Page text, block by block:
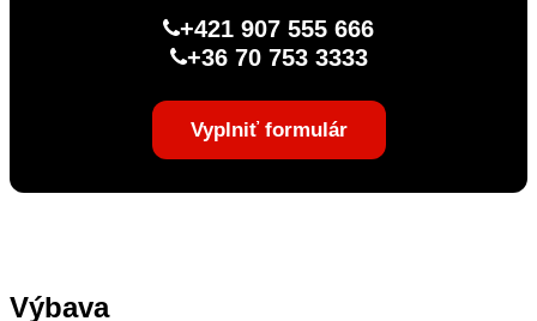
+421 907 555 666
+36 70 753 3333
Vyplniť formulár
Výbava